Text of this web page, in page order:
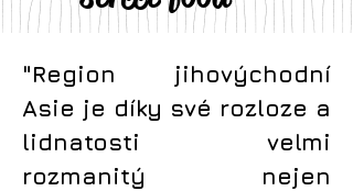
"Region jihovýchodní
Asie je díky své rozloze a
lidnatosti velmi
rozmanitý nejen